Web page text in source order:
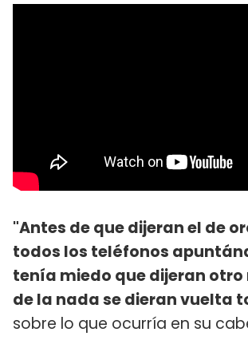
"Antes de que dijeran el de
todos los teléfonos
tenía miedo que dijeran otro
de la nada se dieran vuelta
sobre lo que ocurría en su